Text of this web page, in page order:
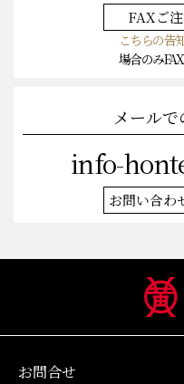
FAXご
こちらの告
場合のみ
メール
info-
お問い合わ
お問合せ